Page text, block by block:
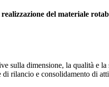
del materiale
dimensione, la qualità e la
e consolidamento di